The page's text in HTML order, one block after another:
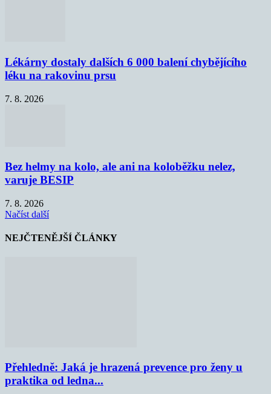
Lékárny dostaly dalších 6 000 balení chybějícího
léku na rakovinu prsu
7. 8. 2026
Bez helmy na kolo, ale ani na koloběžku nelez,
varuje BESIP
7. 8. 2026
Načíst další
NEJČTENĚJŠÍ ČLÁNKY
Přehledně: Jaká je hrazená prevence pro ženy u
praktika od ledna...